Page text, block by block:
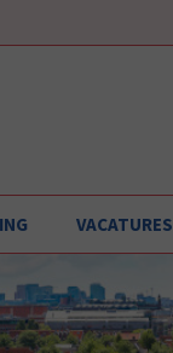
VACATURES